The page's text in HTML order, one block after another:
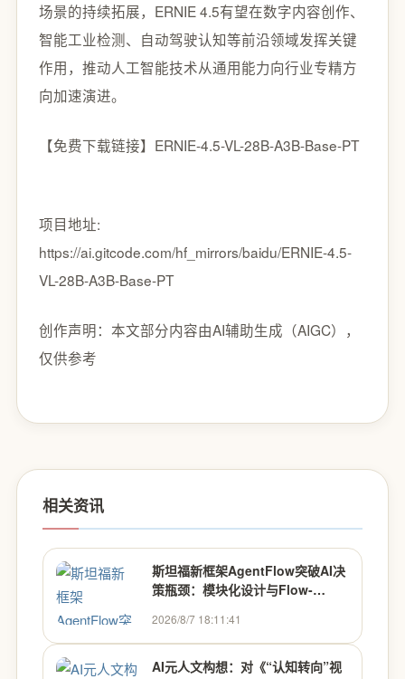
场景的持续拓展，ERNIE 4.5有望在数字内容创作、
智能工业检测、自动驾驶认知等前沿领域发挥关键
作用，推动人工智能技术从通用能力向行业专精方
向加速演进。
【免费下载链接】ERNIE-4.5-VL-28B-A3B-Base-PT
项目地址:
https://ai.gitcode.com/hf_mirrors/baidu/ERNIE-4.5-
VL-28B-A3B-Base-PT
创作声明：本文部分内容由AI辅助生成（AIGC），
仅供参考
相关资讯
斯坦福新框架AgentFlow突破AI决
策瓶颈：模块化设计与Flow-
2026/8/7 18:11:41
AI元人文构想：对《“认知转向”视